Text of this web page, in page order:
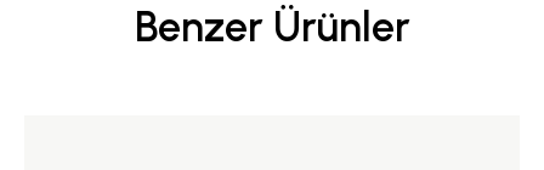
Benzer Ürünler